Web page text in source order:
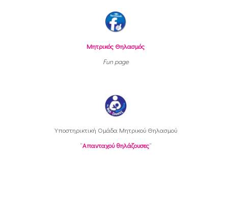
Μητρικός Θηλασμός
Fun page
Υποστηρικτική Oμάδα Μητρικού Θηλασμού
“Απανταχού θηλάζουσες“